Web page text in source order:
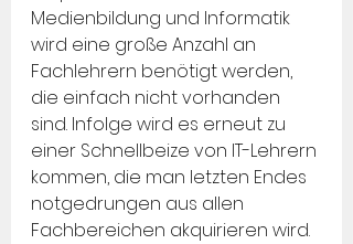
Medienbildung und Informatik
wird eine große Anzahl an
Fachlehrern benötigt werden,
die einfach nicht vorhanden
sind. Infolge wird es erneut zu
einer Schnellbeize von IT-Lehrern
kommen, die man letzten Endes
notgedrungen aus allen
Fachbereichen akquirieren wird.